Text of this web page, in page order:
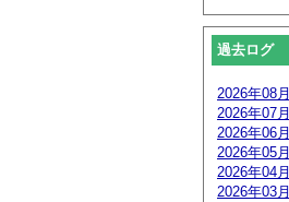
過去ログ
2026年08月
2026年07月
2026年06月
2026年05月
2026年04月
2026年03月